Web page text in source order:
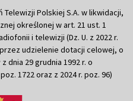
Polskiej S.A. w likwidacji,
określonej w art. 21 ust. 1
i telewizji (Dz. U. z 2022 r.
udzielenie dotacji celowej, o
dnia 29 grudnia 1992 r. o
1722 oraz z 2024 r. poz. 96)